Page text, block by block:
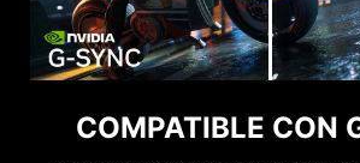
COMPATIBLE CON
VE CON CLARIDAD,
Las tecnologías Anti-Flicker y de